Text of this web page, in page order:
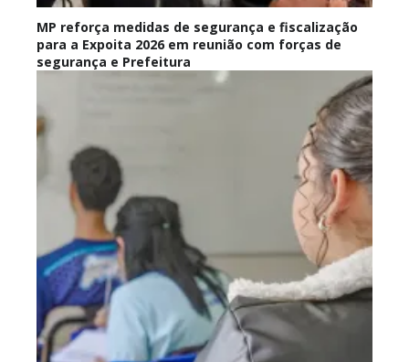
MP reforça medidas de segurança e fiscalização
para a Expoita 2026 em reunião com forças de
segurança e Prefeitura